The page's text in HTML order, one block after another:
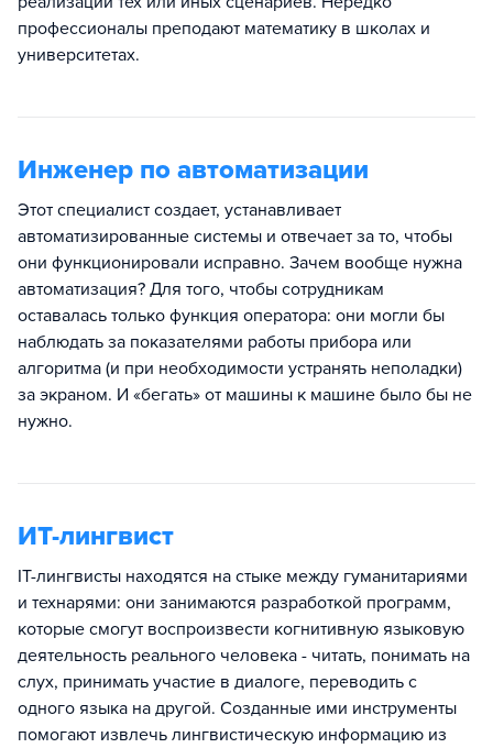
профессионалы преподают математику в школах и
университетах.
Инженер по автоматизации
Этот специалист создает, устанавливает
автоматизированные системы и отвечает за то, чтобы
они функционировали исправно. Зачем вообще нужна
автоматизация? Для того, чтобы сотрудникам
оставалась только функция оператора: они могли бы
наблюдать за показателями работы прибора или
алгоритма (и при необходимости устранять неполадки)
за экраном. И «бегать» от машины к машине было бы не
нужно.
ИТ-лингвист
IT-лингвисты находятся на стыке между гуманитариями
и технарями: они занимаются разработкой программ,
которые смогут воспроизвести когнитивную языковую
деятельность реального человека - читать, понимать на
слух, принимать участие в диалоге, переводить с
одного языка на другой. Созданные ими инструменты
помогают извлечь лингвистическую информацию из